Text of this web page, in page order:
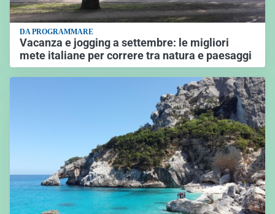
DA PROGRAMMARE
Vacanza e jogging a settembre: le migliori
mete italiane per correre tra natura e paesaggi